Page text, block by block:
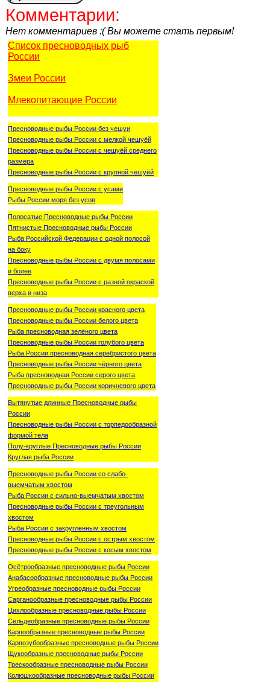
Комментарии:
Нет комментариев :( Вы можете стать первым!
Список пресноводных рыб
России
Змеи России
Млекопитающие России
Пресноводные рыбы России без чешуи
Пресноводные рыбы России с мелкой чешуёй
Пресноводные рыбы России с чешуёй среднего
размера
Пресноводные рыбы России с крупной чешуёй
Пресноводные рыбы России с усами
Рыбы России моря без усов
Полосатые Пресноводные рыбы России
Пятнистые Пресноводные рыбы России
Рыба Российской Федерации с одной полосой
на боку
Пресноводные рыбы России с двумя полосами
и более
Пресноводные рыбы России с разной окраской
верха и низа
Пресноводные рыбы России красного цвета
Пресноводные рыбы России белого цвета
Рыба пресноводная зелёного цвета
Пресноводные рыбы России голубого цвета
Рыба России пресноводная серебристого цвета
Пресноводные рыбы России чёрного цвета
Рыба пресноводная России серого цвета
Пресноводные рыбы России коричневого цвета
Вытянутые длинные Пресноводные рыбы
России
Пресноводные рыбы России с торпедообразной
формой тела
Полу-круглые Пресноводные рыбы России
Круглая рыба России
Пресноводные рыбы России со слабо-
выемчатым хвостом
Рыба России с сильно-выемчатым хвостом
Пресноводные рыбы России с треугольным
хвостом
Рыба России с закруглённым хвостом
Пресноводные рыбы России с острым хвостом
Пресноводные рыбы России с косым хвостом
Осётрообразные пресноводные рыбы России
Анабасообразные пресноводные рыбы России
Угреобразные пресноводные рыбы России
Сарганообразные пресноводные рыбы России
Цихлообразные пресноводные рыбы России
Сельдеобразные пресноводные рыбы России
Карпообразные пресноводные рыбы России
Карпозубообразные пресноводные рыбы России
Щукообразные пресноводные рыбы России
Трескообразные пресноводные рыбы России
Колюшкообразные пресноводные рыбы России